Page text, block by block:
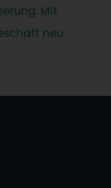
Mit
neu